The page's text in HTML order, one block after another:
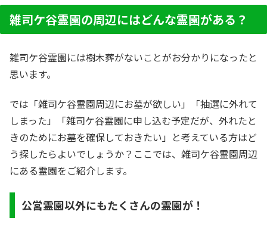
い。資料請求・見学予約・お墓の相談はすべて無
料！建墓のポイント、石材店の選び方など、お墓
探しに役立つ...
雑司ケ谷霊園の周辺にはどんな霊園がある？
雑司ケ谷霊園には樹木葬がないことがお分かりになったと
思います。
では「雑司ケ谷霊園周辺にお墓が欲しい」「抽選に外れて
しまった」「雑司ケ谷霊園に申し込む予定だが、外れたと
きのためにお墓を確保しておきたい」と考えている方はど
う探したらよいでしょうか？ここでは、雑司ケ谷霊園周辺
にある霊園をご紹介します。
公営霊園以外にもたくさんの霊園が！